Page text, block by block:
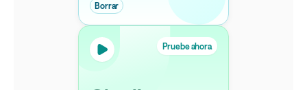
Borrar
Pruebe ahora